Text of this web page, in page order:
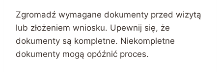
Zgromadź wymagane dokumenty przed wizytą
lub złożeniem wniosku. Upewnij się, że
dokumenty są kompletne. Niekompletne
dokumenty mogą opóźnić proces.